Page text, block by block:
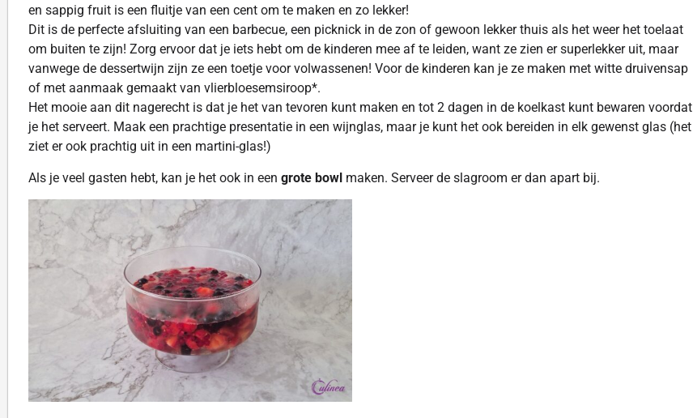
en sappig fruit is een fluitje van een cent om te maken en zo lekker!
Dit is de perfecte afsluiting van een barbecue, een picknick in de zon of gewoon lekker thuis als het weer het toelaat
om buiten te zijn! Zorg ervoor dat je iets hebt om de kinderen mee af te leiden, want ze zien er superlekker uit, maar
vanwege de dessertwijn zijn ze een toetje voor volwassenen! Voor de kinderen kan je ze maken met witte druivensap
of met aanmaak gemaakt van vlierbloesemsiroop*.
Het mooie aan dit nagerecht is dat je het van tevoren kunt maken en tot 2 dagen in de koelkast kunt bewaren voordat
je het serveert. Maak een prachtige presentatie in een wijnglas, maar je kunt het ook bereiden in elk gewenst glas (het
ziet er ook prachtig uit in een martini-glas!)
Als je veel gasten hebt, kan je het ook in een grote bowl maken. Serveer de slagroom er dan apart bij.